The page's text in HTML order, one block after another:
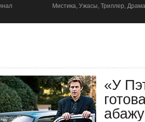
Мистика, Ужасы, Триллер, Драма
«У